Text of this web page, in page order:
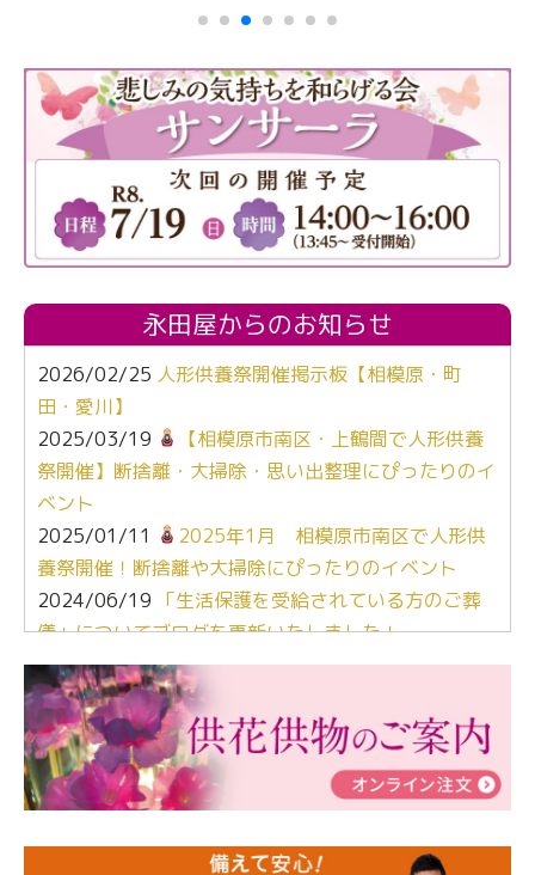
永田屋からのお知らせ
2026/02/25 人形供養祭開催掲示板【相模原・町
田・愛川】
2025/03/19
【相模原市南区・上鶴間で人形供養
祭開催】断捨離・大掃除・思い出整理にぴったりのイ
ベント
2025/01/11
2025年1月 相模原市南区で人形供
養祭開催！断捨離や大掃除にぴったりのイベント
2024/06/19 「生活保護を受給されている方のご葬
儀」についてブログを更新いたしました！
2024/03/06【終活なるほど教室】「マンガで学
ぶ！はじめてのお葬式」小さな家族葬ハウス®町田成
瀬 ご参加ありがとうございました！
2024/01/19令和6年能登半島地震災害の寄付のご報
告
人形供養 寄付のご報告